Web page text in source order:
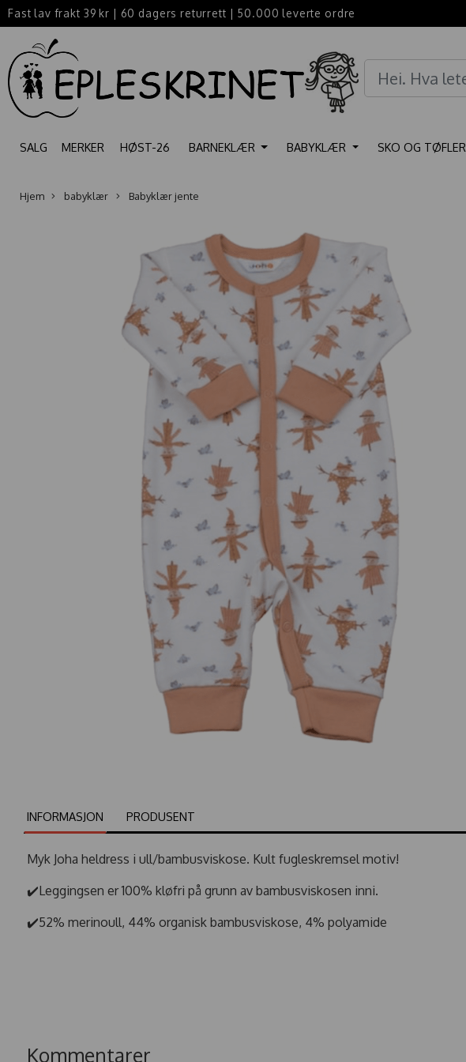
Fast lav frakt 39 kr | 60 dagers returrett | 50.000 leverte ordre
SALG MERKER HØST-26 BARNEKLÆR BABYKLÆR SKO OG TØFLER
Hjem babyklær Babyklær jente
INFORMASJON PRODUSENT
Myk Joha heldress i ull/bambusviskose. Kult fugleskremsel motiv!
✔️Leggingsen er 100% kløfri på grunn av bambusviskosen inni.
✔️52% merinoull, 44% organisk bambusviskose, 4% polyamide
Kommentarer